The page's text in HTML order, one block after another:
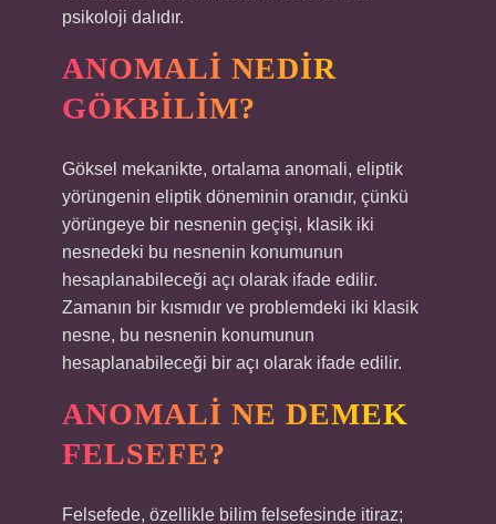
psikoloji dalıdır.
ANOMALI NEDIR
GÖKBILIM?
Göksel mekanikte, ortalama anomali, eliptik
yörüngenin eliptik döneminin oranıdır, çünkü
yörüngeye bir nesnenin geçişi, klasik iki
nesnedeki bu nesnenin konumunun
hesaplanabileceği açı olarak ifade edilir.
Zamanın bir kısmıdır ve problemdeki iki klasik
nesne, bu nesnenin konumunun
hesaplanabileceği bir açı olarak ifade edilir.
ANOMALI NE DEMEK
FELSEFE?
Felsefede, özellikle bilim felsefesinde itiraz;